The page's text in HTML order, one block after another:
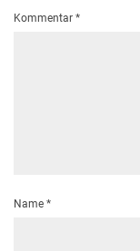
Kommentar *
Name *